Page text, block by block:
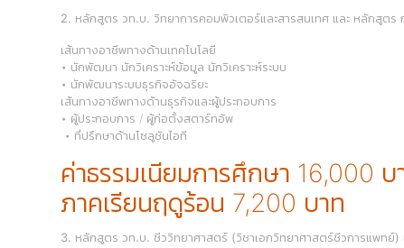
2. หลักสูตร วท.บ. วิทยาการคอมพิวเตอร์และสารสนเทศ และ หลักสูต
เส้นทางอาชีพทางด้านเทคโนโลยี
• นักพัฒนา นักวิเคราะห์ข้อมูล นักวิเคราะห์ระบบ
• นักพัฒนาระบบธุรกิจอัจฉริยะ
เส้นทางอาชีพทางด้านธุรกิจและผู้ประกอบการ
• ผู้ประกอบการ / ผู้ก่อตั้งสตาร์ทอัพ
• ที่ปรึกษาด้านโซลูชันไอที
ค่าธรรมเนียมการศึกษา 16,000 บ
ภาคเรียนฤดูร้อน 7,200 บาท
3. หลักสูตร วท.บ. ชีววิทยาศาสตร์ (วิชาเอกวิทยาศาสตร์ชีวการแพทย์